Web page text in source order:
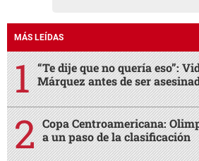
MÁS LEÍDAS
“Te dije que no quería eso”:
Márquez antes de ser
Copa Centroamericana:
a un paso de la clasificación